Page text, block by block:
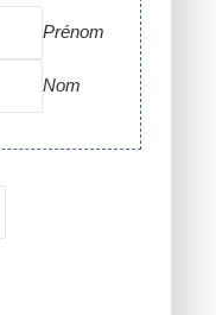
Prénom
Nom